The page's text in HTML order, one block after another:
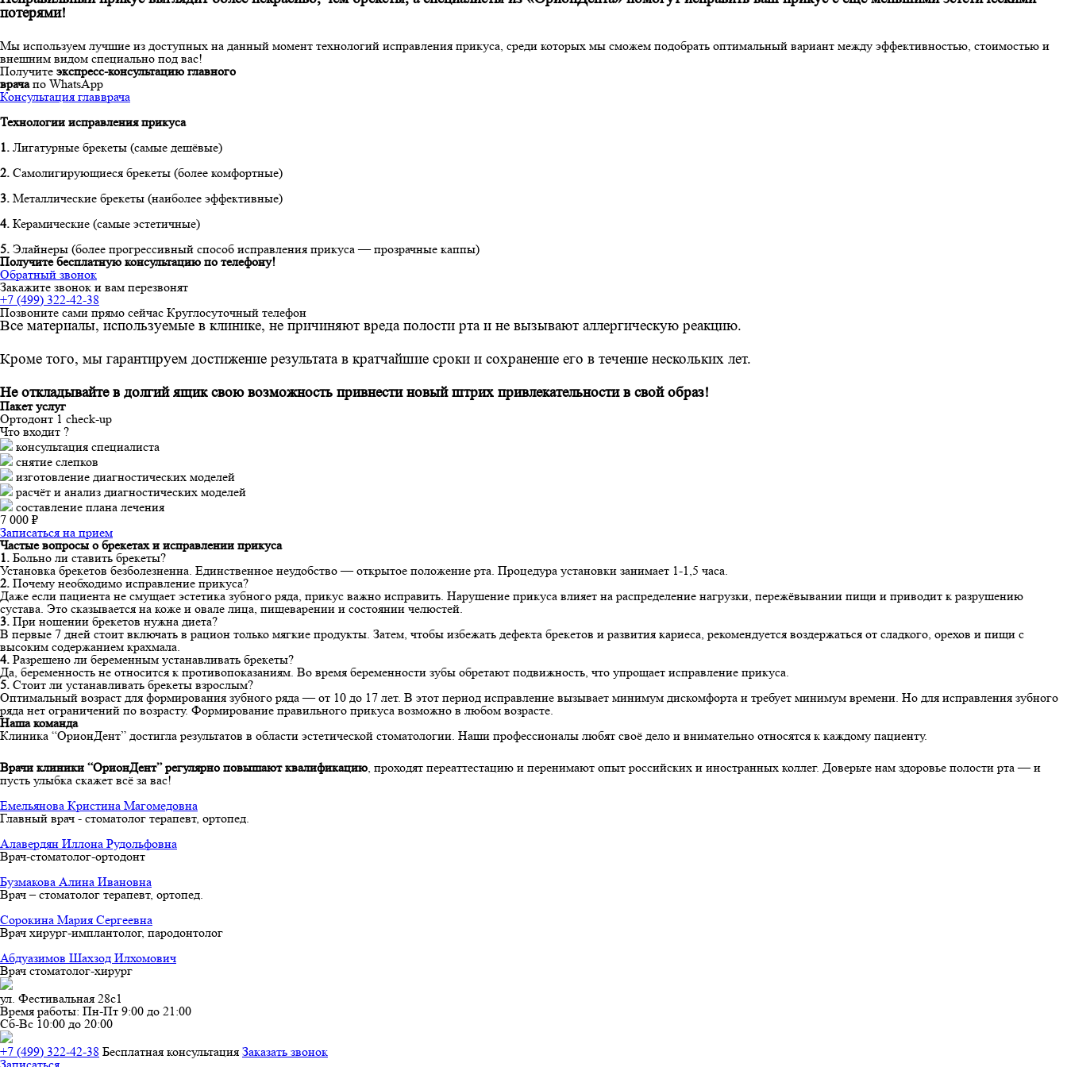
потерями!
Мы используем лучшие из доступных на данный момент технологий исправления прикуса, среди которых мы сможем подобрать оптимальный вариант между эффективностью, стоимостью и
внешним видом специально под вас!
Получите экспресс-консультацию главного
врачапо WhatsApp
Консультация главврача
Технологии исправления прикуса
1. Лигатурные брекеты (самые дешёвые)
2. Самолигирующиеся брекеты (более комфортные)
3. Металлические брекеты (наиболее эффективные)
4. Керамические (самые эстетичные)
5. Элайнеры (более прогрессивный способ исправления прикуса — прозрачные каппы)
Получите бесплатную консультацию по телефону!
Обратный звонок
Закажите звонок и вам перезвонят
+7 (499) 322-42-38
Позвоните сами прямо сейчас Круглосуточный телефон
Все материалы, используемые в клинике, не причиняют вреда полости рта и не вызывают аллергическую реакцию.
Кроме того, мы гарантируем достижение результата в кратчайшие сроки и сохранение его в течение нескольких лет.
Не откладывайте в долгий ящик свою возможность привнести новый штрих привлекательности в свой образ!
Пакет услуг
Ортодонт 1 check-up
Что входит ?
консультация специалиста
снятие слепков
изготовление диагностических моделей
расчёт и анализ диагностических моделей
составление плана лечения
7 000 ₽
Записаться на прием
Частые вопросы о брекетах и исправлении прикуса
1. Больно ли ставить брекеты?
Установка брекетов безболезненна. Единственное неудобство — открытое положение рта. Процедура установки занимает 1-1,5 часа.
2. Почему необходимо исправление прикуса?
Даже если пациента не смущает эстетика зубного ряда, прикус важно исправить. Нарушение прикуса влияет на распределение нагрузки, пережёвывании пищи и приводит к разрушению
сустава. Это сказывается на коже и овале лица, пищеварении и состоянии челюстей.
3. При ношении брекетов нужна диета?
В первые 7 дней стоит включать в рацион только мягкие продукты. Затем, чтобы избежать дефекта брекетов и развития кариеса, рекомендуется воздержаться от сладкого, орехов и пищи с
высоким содержанием крахмала.
4. Разрешено ли беременным устанавливать брекеты?
Да, беременность не относится к противопоказаниям. Во время беременности зубы обретают подвижность, что упрощает исправление прикуса.
5. Стоит ли устанавливать брекеты взрослым?
Оптимальный возраст для формирования зубного ряда — от 10 до 17 лет. В этот период исправление вызывает минимум дискомфорта и требует минимум времени. Но для исправления зубного
ряда нет ограничений по возрасту. Формирование правильного прикуса возможно в любом возрасте.
Наша команда
Клиника “ОрионДент” достигла результатов в области эстетической стоматологии. Наши профессионалы любят своё дело и внимательно относятся к каждому пациенту.
Врачи клиники “ОрионДент” регулярно повышают квалификацию, проходят переаттестацию и перенимают опыт российских и иностранных коллег. Доверьте нам здоровье полости рта — и
пусть улыбка скажет всё за вас!
Емельянова Кристина Магомедовна
Главный врач - стоматолог терапевт, ортопед.
Алавердян Иллона Рудольфовна
Врач-стоматолог-ортодонт
Бузмакова Алина Ивановна
Врач – стоматолог терапевт, ортопед.
Сорокина Мария Сергеевна
Врач хирург-имплантолог, пародонтолог
Абдуазимов Шахзод Илхомович
Врач стоматолог-хирург
ул. Фестивальная 28с1
Время работы: Пн-Пт 9:00 до 21:00
Сб-Вс 10:00 до 20:00
+7 (499) 322-42-38 Бесплатная конcультация Заказать звонок